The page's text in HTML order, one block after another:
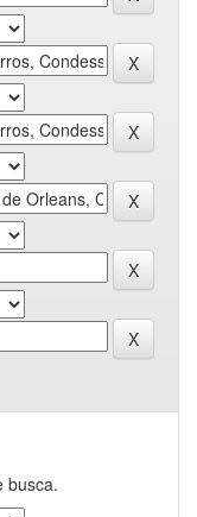
busca.